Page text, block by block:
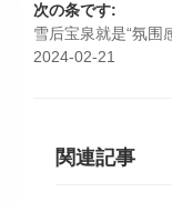
次の条です:
雪后宝泉就是“氛围
2024-02-21
関連記事